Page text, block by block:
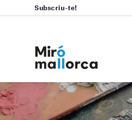
Subscriu-te!